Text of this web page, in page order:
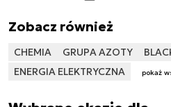
Zobacz również
CHEMIA GRUPA AZOTY
ENERGIA ELEKTRYCZNA
pokaż